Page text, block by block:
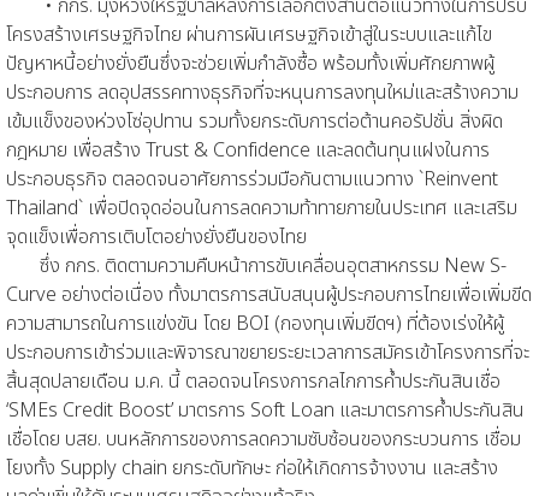
• กกร. มุ่งหวังให้รัฐบาลหลังการเลือกตั้งสานต่อแนวทางในการปรับ
โครงสร้างเศรษฐกิจไทย ผ่านการผันเศรษฐกิจเข้าสู่ในระบบและแก้ไข
ปัญหาหนี้อย่างยั่งยืนซึ่งจะช่วยเพิ่มกำลังซื้อ พร้อมทั้งเพิ่มศักยภาพผู้
ประกอบการ ลดอุปสรรคทางธุรกิจที่จะหนุนการลงทุนใหม่และสร้างความ
เข้มแข็งของห่วงโซ่อุปทาน รวมทั้งยกระดับการต่อต้านคอรัปชั่น สิ่งผิด
กฎหมาย เพื่อสร้าง Trust & Confidence และลดต้นทุนแฝงในการ
ประกอบธุรกิจ ตลอดจนอาศัยการร่วมมือกันตามแนวทาง `Reinvent
Thailand` เพื่อปิดจุดอ่อนในการลดความท้าทายภายในประเทศ และเสริม
จุดแข็งเพื่อการเติบโตอย่างยั่งยืนของไทย
ซึ่ง กกร. ติดตามความคืบหน้าการขับเคลื่อนอุตสาหกรรม New S-
Curve อย่างต่อเนื่อง ทั้งมาตรการสนับสนุนผู้ประกอบการไทยเพื่อเพิ่มขีด
ความสามารถในการแข่งขัน โดย BOI (กองทุนเพิ่มขีดฯ) ที่ต้องเร่งให้ผู้
ประกอบการเข้าร่วมและพิจารณาขยายระยะเวลาการสมัครเข้าโครงการที่จะ
สิ้นสุดปลายเดือน ม.ค. นี้ ตลอดจนโครงการกลไกการค้ำประกันสินเชื่อ
‘SMEs Credit Boost’ มาตรการ Soft Loan และมาตรการค้ำประกันสิน
เชื่อโดย บสย. บนหลักการของการลดความซับซ้อนของกระบวนการ เชื่อม
โยงทั้ง Supply chain ยกระดับทักษะ ก่อให้เกิดการจ้างงาน และสร้าง